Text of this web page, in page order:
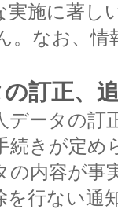
実施に著し
。なお、
訂正、
データの訂
続きが定め
の内容が事
を行ない通